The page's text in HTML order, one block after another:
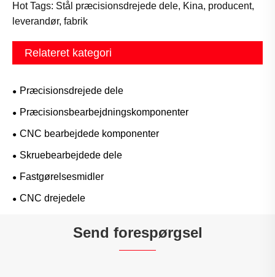
Hot Tags: Stål præcisionsdrejede dele, Kina, producent,
leverandør, fabrik
Relateret kategori
Præcisionsdrejede dele
Præcisionsbearbejdningskomponenter
CNC bearbejdede komponenter
Skruebearbejdede dele
Fastgørelsesmidler
CNC drejedele
Send forespørgsel